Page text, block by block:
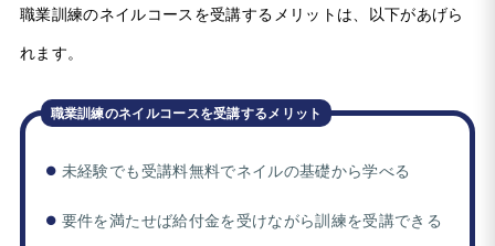
職業訓練のネイルコースを受講するメリットは、以下があげら
れます。
職業訓練のネイルコースを受講するメリット
未経験でも受講料無料でネイルの基礎から学べる
要件を満たせば給付金を受けながら訓練を受講できる